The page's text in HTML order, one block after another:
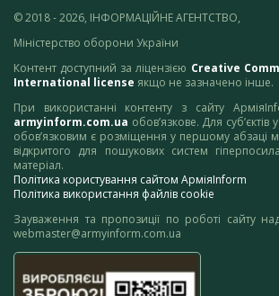
© 2018 - 2026, ІНФОРМАЦІЙНЕ АГЕНТСТВО,
Міністерство оборони України
Контент доступний за ліцензією Creative
International license якщо не зазначено інше.
При використанні контенту з сайту
armyinform.com.ua обов’язкове. Для
обов’язковим є розміщення у першому абзаці
відкритого для пошукових систем
матеріал.
Політика користування сайтом АрміяInform
Політика використання файлів cookie
Зауваження та пропозиції по роботі сайту
webmaster@armyinform.com.ua